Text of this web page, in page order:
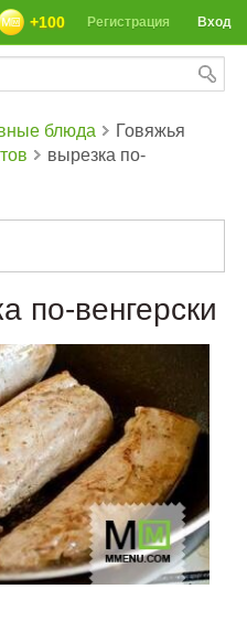
Вход
Регистрация
+100
блюда
Говяжья
вырезка по-
по-венгерски